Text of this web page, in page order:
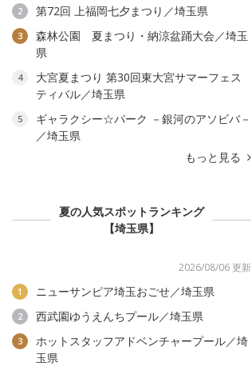
2 第72回 上福岡七夕まつり／埼玉県
3
森林公園 夏まつり・納涼盆踊大会／埼玉
県
4
大宮夏まつり 第30回東大宮サマーフェス
ティバル／埼玉県
5
ギャラクシー☆パーク －銀河のアソビバ－
／埼玉県
もっと見る
夏の人気スポットランキング
【埼玉県】
2026/08/06 更新
1 ニューサンピア埼玉おごせ／埼玉県
2 西武園ゆうえんちプール／埼玉県
3
ホットスタッフアドベンチャープール／埼
玉県